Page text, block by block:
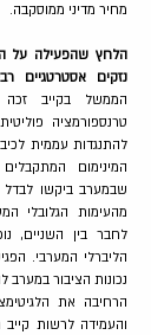
מחיר מדיני ממוסקבה.
הלחץ שהפעילה על
נזקים אסטרטגיים
הממשל בקייב זכה
טרנספורמציה
להתנגדות עממית
המינימום
שבמערב ביקשו לבדל
מהעימות הגלובלי
לחבר בין השניים,
הליברלי המערבי.
נכונות הציבור במערב
הרחיבה את
והעמידה לרשות